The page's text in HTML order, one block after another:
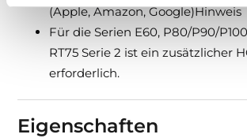
(Apple, Amazon, Google)Hinweis
Für die Serien E60, P80/P90/
RT75 Serie 2 ist ein zusätzlicher
erforderlich.
Eigenschaften